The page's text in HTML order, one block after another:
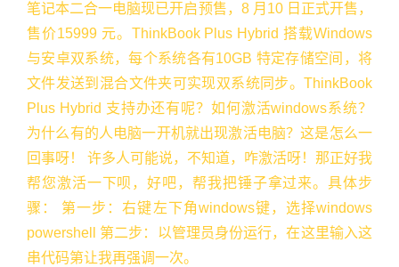
笔记本二合一电脑现已开启预售，8 月10 日正式开售，
售价15999 元。ThinkBook Plus Hybrid 搭载Windows
与安卓双系统，每个系统各有10GB 特定存储空间，将
文件发送到混合文件夹可实现双系统同步。ThinkBook
Plus Hybrid 支持办还有呢？如何激活windows系统？
为什么有的人电脑一开机就出现激活电脑？这是怎么一
回事呀！ 许多人可能说，不知道，咋激活呀！那正好我
帮您激活一下呗，好吧，帮我把锤子拿过来。具体步
骤： 第一步：右键左下角windows键，选择windows
powershell 第二步：以管理员身份运行，在这里输入这
串代码第让我再强调一次。